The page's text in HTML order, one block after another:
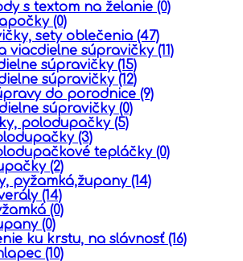
s textom na želanie (0)
(0)
sety oblečenia (47)
viacdielne súpravičky (11)
súpravičky (15)
súpravičky (12)
do porodnice (9)
súpravičky (0)
polodupačky (5)
(3)
tepláčky (0)
(2)
pyžamká,župany (14)
(14)
(0)
(0)
ku krstu, na slávnosť (16)
(10)